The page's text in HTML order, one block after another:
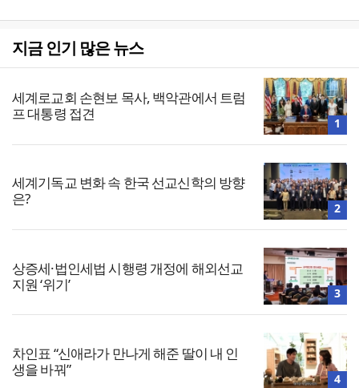
지금 인기 많은 뉴스
세계로교회 손현보 목사, 백악관에서 트럼
프 대통령 접견
1
세계기독교 변화 속 한국 선교신학의 방향
은?
2
상증세·법인세법 시행령 개정에 해외선교
지원 ‘위기’
3
차인표 “신애라가 만나게 해준 딸이 내 인
생을 바꿔”
4